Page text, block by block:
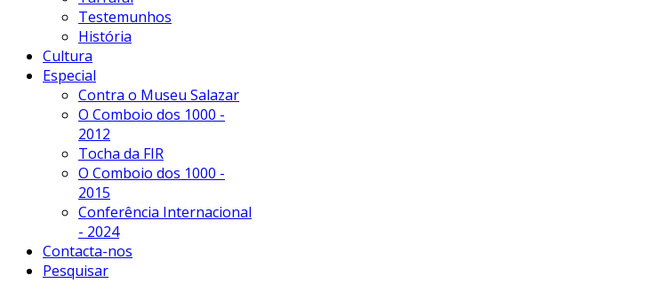
Testemunhos
História
Cultura
Especial
Contra o Museu Salazar
O Comboio dos 1000 -
2012
Tocha da FIR
O Comboio dos 1000 -
2015
Conferência Internacional
- 2024
Contacta-nos
Pesquisar